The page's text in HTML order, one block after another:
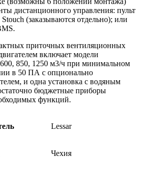
дистанционного управления: пульт
(заказываются отдельно); или
приточных вентиляционных
включает модели
850, 1250 м3/ч при минимальном
в 50 ПА с опционально
и одна установка с водяным
бюджетные приборы
функций.
Lessar
Чехия